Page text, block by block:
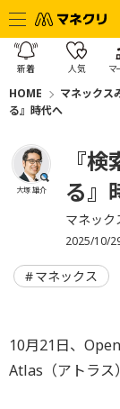
新着 人気 マ
HOME マネックス
る』時代へ
大塚 雄介
『
る』
マネック
2025/10/
マネックス
10月21日、
Atlas（アトラス